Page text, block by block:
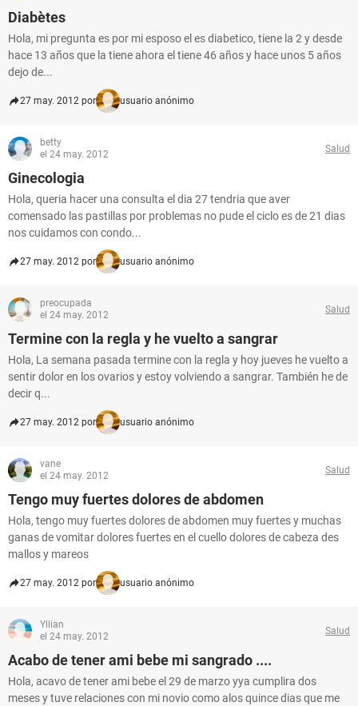
Diabètes
Hola, mi pregunta es por mi esposo el es diabetico, tiene la 2 y desde
hace 13 años que la tiene ahora el tiene 46 años y hace unos 5 años
dejo de...
27 may. 2012 por usuario anónimo
betty
el 24 may. 2012
Salud
Ginecologia
Hola, queria hacer una consulta el dia 27 tendria que aver
comensado las pastillas por problemas no pude el ciclo es de 21 dias
nos cuidamos con condo...
27 may. 2012 por usuario anónimo
preocupada
el 24 may. 2012
Salud
Termine con la regla y he vuelto a sangrar
Hola, La semana pasada termine con la regla y hoy jueves he vuelto a
sentir dolor en los ovarios y estoy volviendo a sangrar. También he de
decir q...
27 may. 2012 por usuario anónimo
vane
el 24 may. 2012
Salud
Tengo muy fuertes dolores de abdomen
Hola, tengo muy fuertes dolores de abdomen muy fuertes y muchas
ganas de vomitar dolores fuertes en el cuello dolores de cabeza des
mallos y mareos
27 may. 2012 por usuario anónimo
Yllian
el 24 may. 2012
Salud
Acabo de tener ami bebe mi sangrado ....
Hola, acavo de tener ami bebe el 29 de marzo yya cumplira dos
meses y tuve relaciones con mi novio como alos quince dias que me